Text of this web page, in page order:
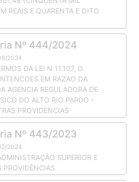
REAIS E QUARENTA E OITO
Nº 444/2024
2024
DA LEI N 11.107, O
EM RAZAO DA
AGENCIA REGULADORA DE
DO ALTO RIO PARDO -
PROVIDENCIAS
Nº 443/2023
2024
SUPERIOR E
PROVIDÊNCIAS